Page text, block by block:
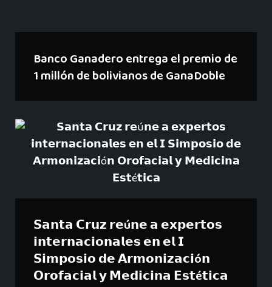
Banco Ganadero entrega el premio de
1 millón de bolivianos de GanaDoble
𝗦𝗮𝗻𝘁𝗮 𝗖𝗿𝘂𝘇 𝗿𝗲ú𝗻𝗲 𝗮 𝗲𝘅𝗽𝗲𝗿𝘁𝗼𝘀
𝗶𝗻𝘁𝗲𝗿𝗻𝗮𝗰𝗶𝗼𝗻𝗮𝗹𝗲𝘀 𝗲𝗻 𝗲𝗹 𝗜
𝗦𝗶𝗺𝗽𝗼𝘀𝗶𝗼 𝗱𝗲 𝗔𝗿𝗺𝗼𝗻𝗶𝘇𝗮𝗰𝗶ó𝗻
𝗢𝗿𝗼𝗳𝗮𝗰𝗶𝗮𝗹 𝘆 𝗠𝗲𝗱𝗶𝗰𝗶𝗻𝗮 𝗘𝘀𝘁é𝘁𝗶𝗰𝗮